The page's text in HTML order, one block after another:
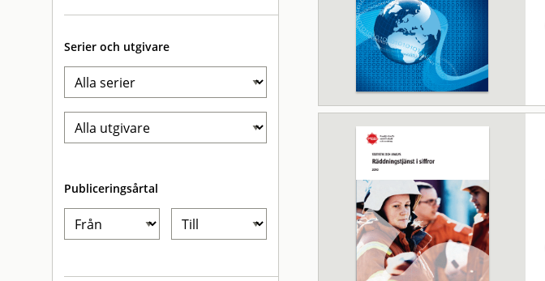
Serier och utgivare
Publiceringsårtal